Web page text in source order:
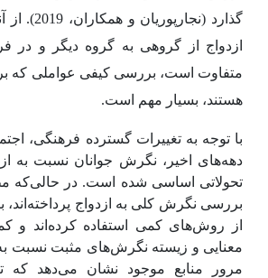
گذارد
ازدواج از گروهی به گروه دیگر و در
متفاوت است، بررسی کیفی عواملی که بر
هستند، بسیار مهم است.
با توجه به تغییرات گسترده فرهنگی،
دهه‌های اخیر، نگرش جوانان نسبت به
تحولاتی اساسی شده است. در حالی‌که
بررسی نگرش کلی به ازدواج پرداخته‌اند،
از روش‌های کمی استفاده کرده‌اند و
معنایی و زیسته نگرش‌های مثبت نسبت به
مرور منابع موجود نشان می‌دهد که